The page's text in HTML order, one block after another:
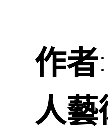
作者:
人藝